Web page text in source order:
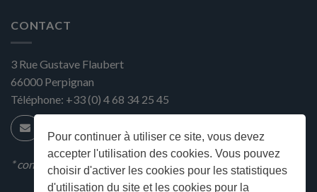
Pour continuer à utiliser ce site, vous devez
accepter l'utilisation des cookies. Vous pouvez
choisir d'activer les cookies pour les statistiques
d'utilisation du site et les cookies pour la
CONTACT
3 Rue Gustave Flaubert
66000 Perpignan
Téléphone: +33 (0) 4 68 34 25 45
* condition en magasin